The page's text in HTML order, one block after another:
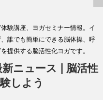
験講座、ヨガセミナー情報。イ
誰でも簡単にできる脳体操、呼
提供する脳活性化ヨガです。
ニュース | 脳活性
しよう